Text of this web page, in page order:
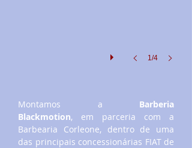
1/4
Montamos a Barberia
Blackmotion, em parceria com a
Barbearia Corleone, dentro de uma
das principais concessionárias FIAT de